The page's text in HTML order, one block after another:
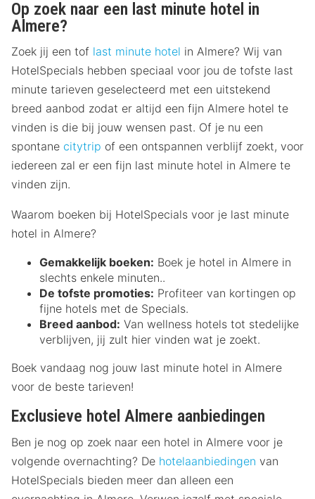
Op zoek naar een last minute hotel in
Almere?
Zoek jij een tof last minute hotel in Almere? Wij van
HotelSpecials hebben speciaal voor jou de tofste last
minute tarieven geselecteerd met een uitstekend
breed aanbod zodat er altijd een fijn Almere hotel te
vinden is die bij jouw wensen past. Of je nu een
spontane citytrip of een ontspannen verblijf zoekt, voor
iedereen zal er een fijn last minute hotel in Almere te
vinden zijn.
Waarom boeken bij HotelSpecials voor je last minute
hotel in Almere?
Gemakkelijk boeken: Boek je hotel in Almere in
slechts enkele minuten..
De tofste promoties: Profiteer van kortingen op
fijne hotels met de Specials.
Breed aanbod: Van wellness hotels tot stedelijke
verblijven, jij zult hier vinden wat je zoekt.
Boek vandaag nog jouw last minute hotel in Almere
voor de beste tarieven!
Exclusieve hotel Almere aanbiedingen
Ben je nog op zoek naar een hotel in Almere voor je
volgende overnachting? De hotelaanbiedingen van
HotelSpecials bieden meer dan alleen een